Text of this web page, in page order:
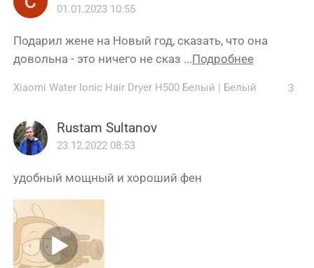
01.01.2023 10:55
Подарил жене на Новый год, сказать, что она
довольна - это ничего не сказ ...Подробнее
Xiaomi Water Ionic Hair Dryer H500 Белый | Белый 3
Rustam Sultanov
23.12.2022 08:53
удобный мощный и хороший фен